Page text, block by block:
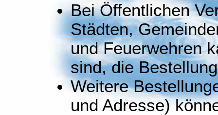
Bei Öffentlichen
Städten,
und Feuerwehren
sind, die
Weitere
und Adresse)